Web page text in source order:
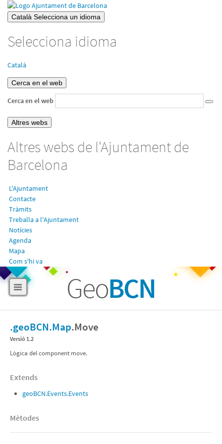
Català Selecciona un idioma
Selecciona idioma
Català
Cerca en el web
Cerca en el web
Altres webs
Altres webs de l'Ajuntament de
Barcelona
L'Ajuntament
Contacte
Tràmits
Treballa a l'Ajuntament
Notícies
Agenda
Mapa
Com s'hi va
GeoBCN
.geoBCN.Map.Move
Versió 1.2
Lògica del component move.
Extends
geoBCN.Events.Events
Mètodes